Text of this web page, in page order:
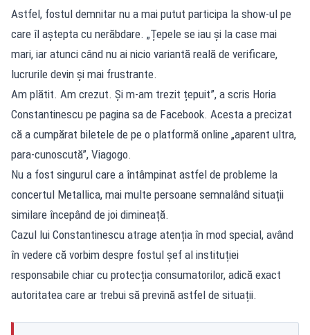
Astfel, fostul demnitar nu a mai putut participa la show-ul pe
care îl aștepta cu nerăbdare. „Țepele se iau și la case mai
mari, iar atunci când nu ai nicio variantă reală de verificare,
lucrurile devin și mai frustrante.
Am plătit. Am crezut. Și m-am trezit țepuit”, a scris Horia
Constantinescu pe pagina sa de Facebook. Acesta a precizat
că a cumpărat biletele de pe o platformă online „aparent ultra,
para-cunoscută”, Viagogo.
Nu a fost singurul care a întâmpinat astfel de probleme la
concertul Metallica, mai multe persoane semnalând situații
similare începând de joi dimineață.
Cazul lui Constantinescu atrage atenția în mod special, având
în vedere că vorbim despre fostul șef al instituției
responsabile chiar cu protecția consumatorilor, adică exact
autoritatea care ar trebui să prevină astfel de situații.